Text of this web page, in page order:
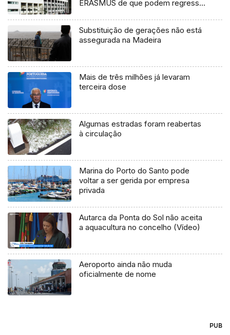
ERASMUS de que podem regressar
Substituição de gerações não está
assegurada na Madeira
Mais de três milhões já levaram
terceira dose
Algumas estradas foram reabertas
à circulação
Marina do Porto do Santo pode
voltar a ser gerida por empresa
privada
Autarca da Ponta do Sol não aceita
a aquacultura no concelho (Vídeo)
Aeroporto ainda não muda
oficialmente de nome
PUB